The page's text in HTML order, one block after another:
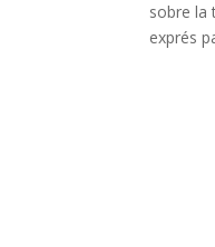
sobre la
exprés